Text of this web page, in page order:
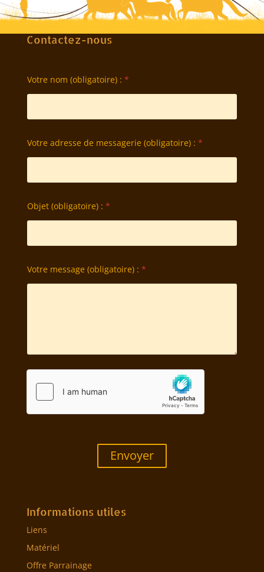
Contactez-nous
Votre nom (obligatoire) : *
Votre adresse de messagerie (obligatoire) : *
Objet (obligatoire) : *
Votre message (obligatoire) : *
Envoyer
Informations utiles
Liens
Matériel
Offre Parrainage